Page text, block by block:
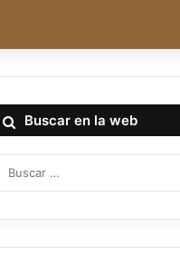
Buscar en la web